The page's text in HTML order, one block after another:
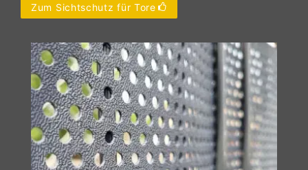
Zum Sichtschutz für Tore